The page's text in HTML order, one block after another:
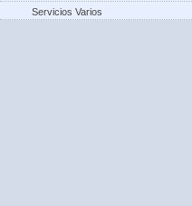
Servicios Varios